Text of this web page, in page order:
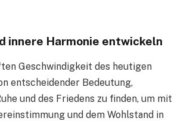
innere Harmonie entwickeln
Geschwindigkeit des heutigen
entscheidender Bedeutung,
und des Friedens zu finden, um mit
und dem Wohlstand in